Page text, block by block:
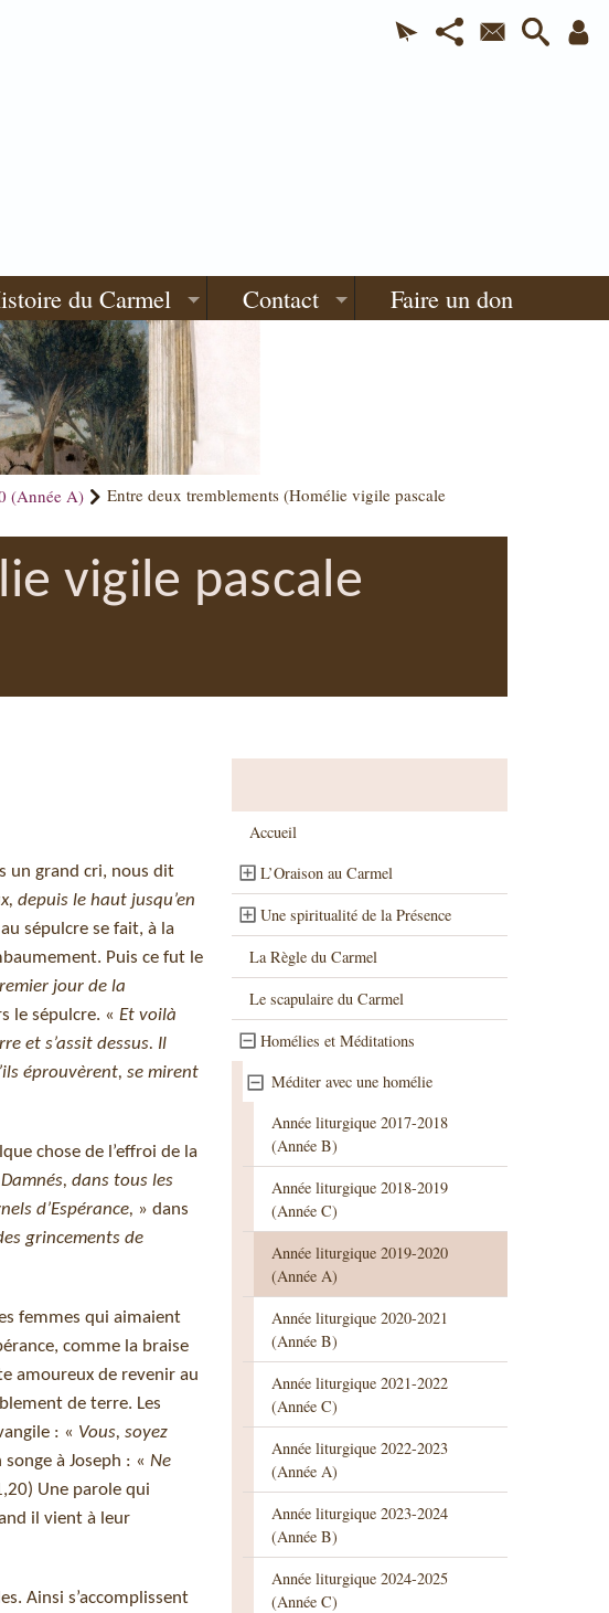
du Carmel Contact Faire un don
(Année A)
Entre deux tremblements (Homélie vigile pascale
vigile pascale
un grand cri, nous dit
depuis le haut jusqu’en
sépulcre se fait, à la
Puis ce fut le
jour de la
le sépulcre. « Et voilà
et s’assit dessus. Il
éprouvèrent, se mirent
chose de l’effroi de la
dans tous les
d’Espérance, » dans
grincements de
femmes qui aimaient
comme la braise
amoureux de revenir au
de terre. Les
: « Vous, soyez
songe à Joseph : «Ne
Une parole qui
il vient à leur
Ainsi s’accomplissent
Accueil
L’Oraison au Carmel
Une spiritualité de la Présence
La Règle du Carmel
Le scapulaire du Carmel
Homélies et Méditations
Méditer avec une homélie
Année liturgique 2017-2018
(Année B)
Année liturgique 2018-2019
(Année C)
Année liturgique 2019-2020
(Année A)
Année liturgique 2020-2021
(Année B)
Année liturgique 2021-2022
(Année C)
Année liturgique 2022-2023
(Année A)
Année liturgique 2023-2024
(Année B)
Année liturgique 2024-2025
(Année C)